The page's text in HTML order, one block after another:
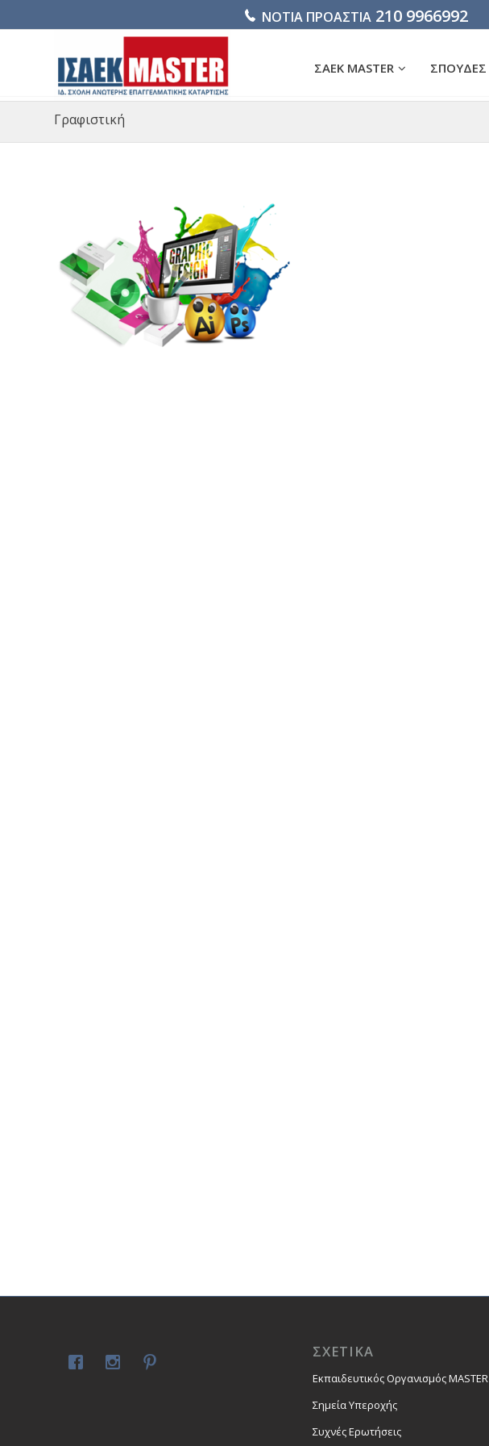
ΝΟΤΙΑ ΠΡΟΑΣΤΙΑ 210 9966992
ΣΑΕΚ MASTER ΣΠΟΥΔΕΣ
Γραφιστική
ΣΧΕΤΙΚΑ
Εκπαιδευτικός Οργανισμός MASTER
Σημεία Υπεροχής
Συχνές Ερωτήσεις